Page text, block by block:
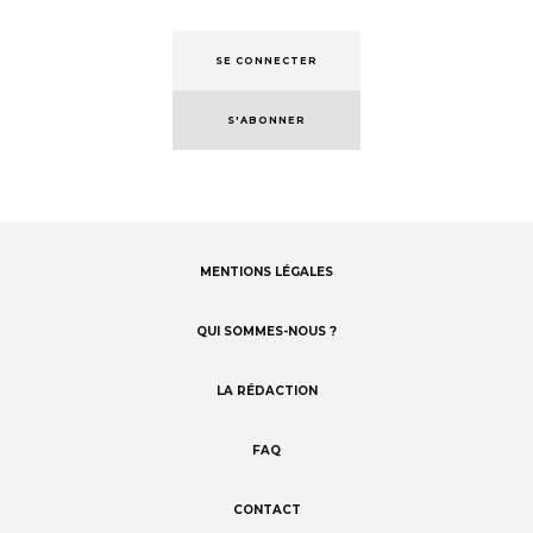
SE CONNECTER
S'ABONNER
MENTIONS LÉGALES
QUI SOMMES-NOUS ?
LA RÉDACTION
FAQ
CONTACT